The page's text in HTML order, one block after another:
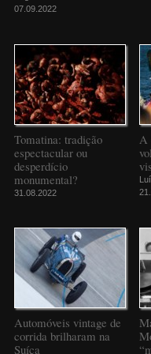
07.09.2022
Tomatina: tradição
espectacular ou
desperdício
monumental?
31.08.2022
A
Automóveis vintage de
corrida brilharam na
Suíça